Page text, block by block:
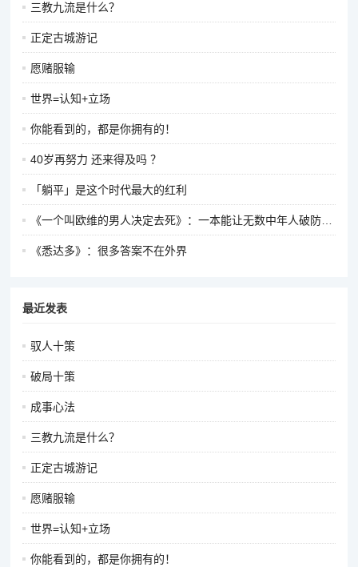
三教九流是什么？
正定古城游记
愿赌服输
世界=认知+立场
你能看到的，都是你拥有的！
40岁再努力 还来得及吗 ？
「躺平」是这个时代最大的红利
《一个叫欧维的男人决定去死》：一本能让无数中年人破防的书
《悉达多》：很多答案不在外界
最近发表
驭人十策
破局十策
成事心法
三教九流是什么？
正定古城游记
愿赌服输
世界=认知+立场
你能看到的，都是你拥有的！